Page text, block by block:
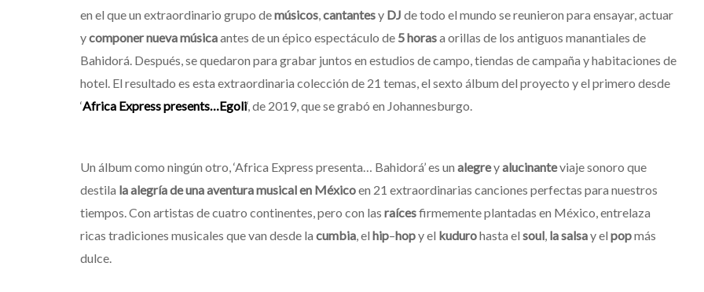
en el que un extraordinario grupo demúsicos cantantesy DJ de todo el mundo se reunieron para ensayar, actuar
ycomponer nueva músicaantes de un épico espectáculo de 5horasa orillas de los antiguos manantiales de
Bahidorá. Después, se quedaron para grabar juntos en estudios de campo, tiendas de campaña y habitaciones de
hotel. El resultado es esta extraordinaria colección de 21 temas, el sexto álbum del proyecto y el primero desde
‘Africa Express presents…Egoli‘, de 2019, que se grabó en Johannesburgo.
Un álbum como ningún otro, ‘Africa Express presenta… Bahidorá’ es un alegreyalucinanteviaje sonoro que
destila la alegría de una aventura musical en Méxicoen 21 extraordinarias canciones perfectas para nuestros
tiempos. Con artistas de cuatro continentes, pero con las raícesfirmemente plantadas en México, entrelaza
ricas tradiciones musicales que van desde la cumbia , el hip–hopy el kudurohasta el soul lasalsay el popmás
dulce.